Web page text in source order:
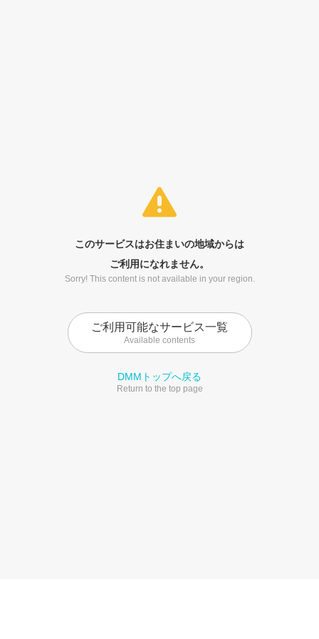
このサービスはお住まいの地域からは
ご利用になれません。
Sorry! This content is not available in your region.
ご利用可能なサービス一覧
Available contents
DMMトップへ戻る
Return to the top page